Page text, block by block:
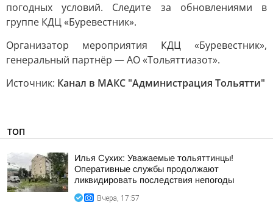
погодных условий. Следите за обновлениями в
группе КДЦ «Буревестник».
Организатор мероприятия КДЦ «Буревестник»,
генеральный партнёр — АО «Тольяттиазот».
Источник: Канал в МАКС "Администрация Тольятти"
ТОП
Илья Сухих: Уважаемые тольяттинцы!
Оперативные службы продолжают
ликвидировать последствия непогоды
Вчера, 17:57